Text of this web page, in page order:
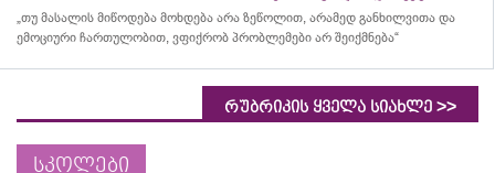
„თუ მასალის მიწოდება მოხდება არა ზეწოლით, არამედ განხილვითა და
ემოციური ჩართულობით, ვფიქრობ პრობლემები არ შეიქმნება“
რუბრიკის ყველა სიახლე >>
სკოლები